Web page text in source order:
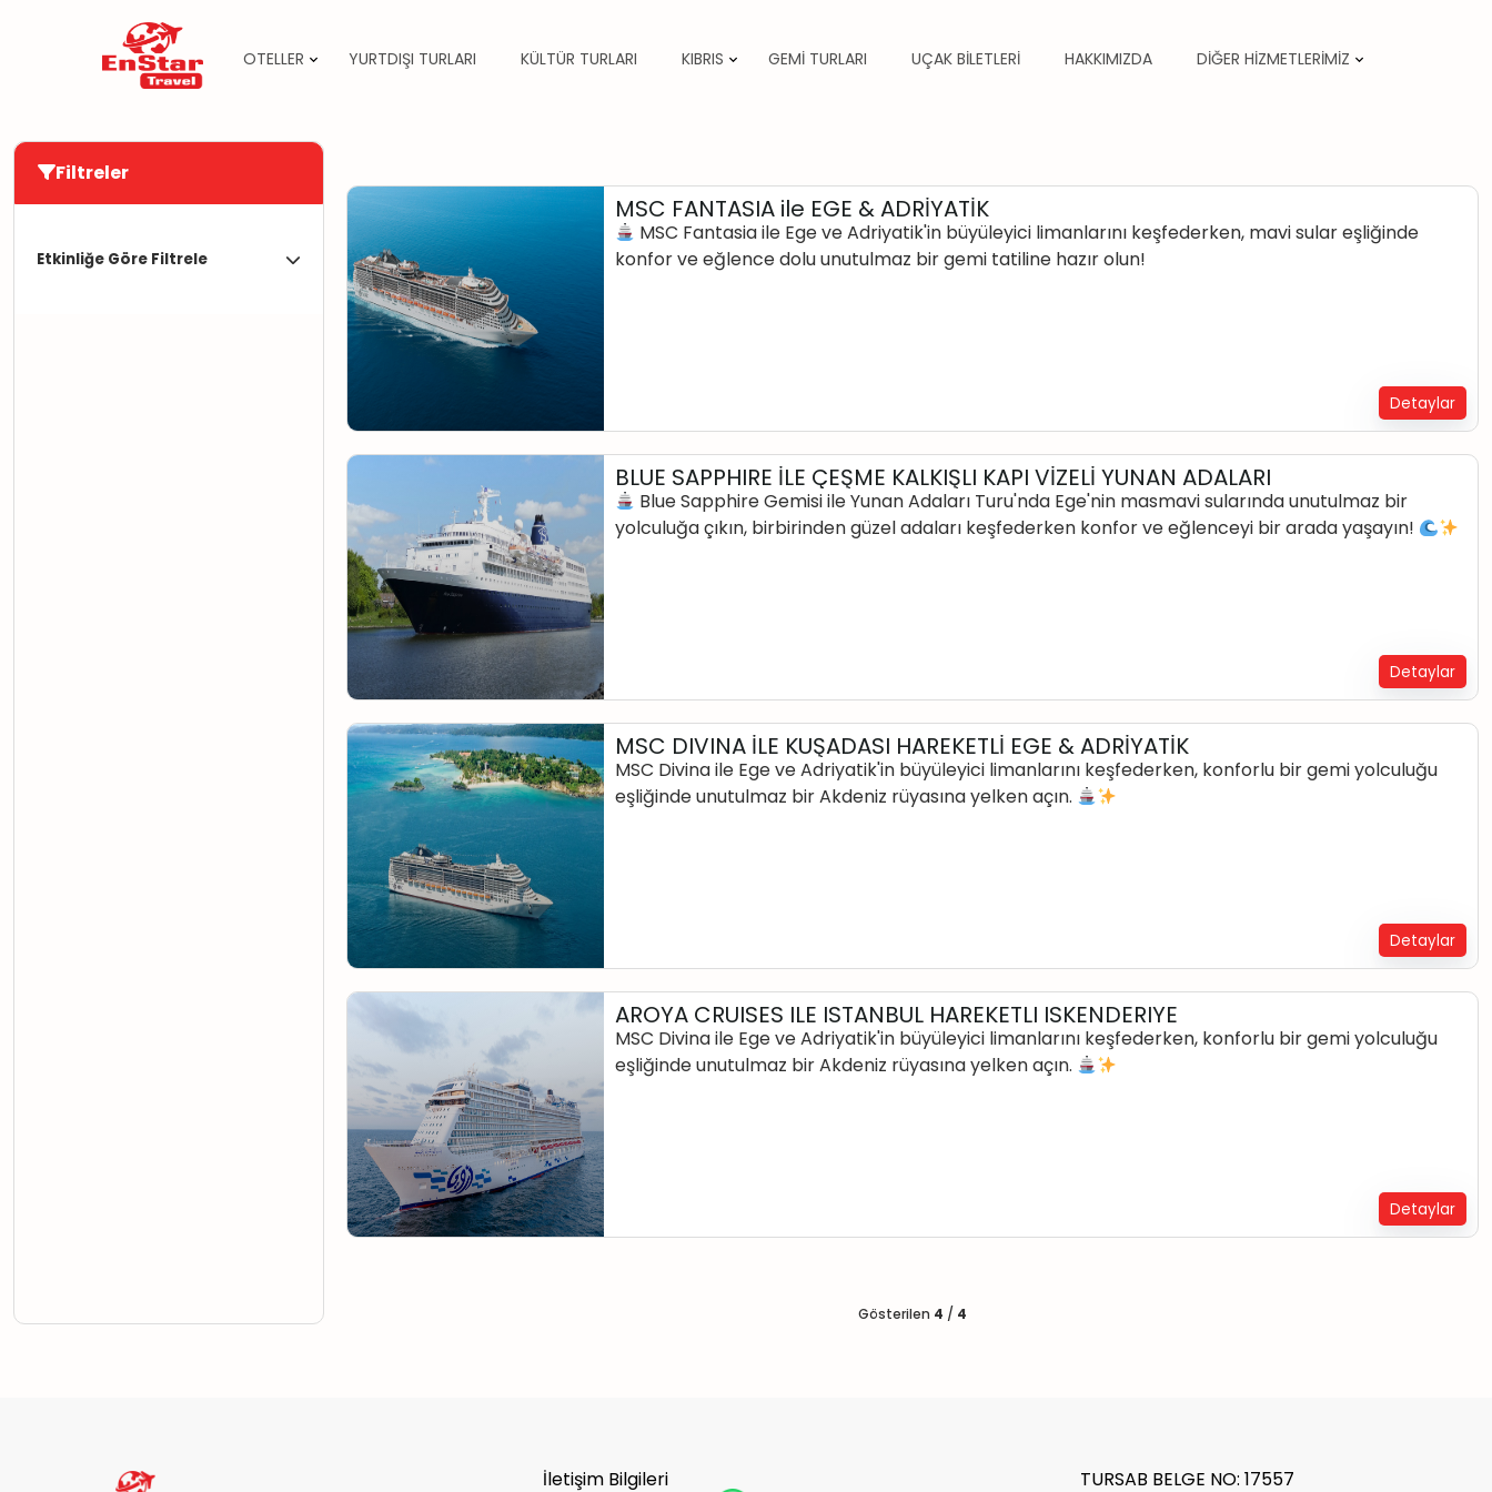
İçeriğe
OTELLER YURTDIŞI TURLARI KÜLTÜR TURLARI KIBRIS GEMİ TURLARI UÇAK BİLETLERİ HAKKIMIZDA DİĞER HİZMETLERİMİZ
Filtreler
Etkinliğe Göre Filtrele
MSC FANTASIA ile EGE & ADRİYATİK
MSC Fantasia ile Ege ve Adriyatik'in büyüleyici limanlarını keşfederken, mavi sular eşliğinde
konfor ve eğlence dolu unutulmaz bir gemi tatiline hazır olun!
Detaylar
Yerinizi Ayırtın !
BLUE SAPPHIRE İLE ÇEŞME KALKIŞLI KAPI VİZELİ YUNAN ADALARI
Blue Sapphire Gemisi ile Yunan Adaları Turu'nda Ege'nin masmavi sularında unutulmaz bir
yolculuğa çıkın, birbirinden güzel adaları keşfederken konfor ve eğlenceyi bir arada yaşayın!
Detaylar
Yerinizi Ayırtın !
MSC DIVINA İLE KUŞADASI HAREKETLİ EGE & ADRİYATİK
MSC Divina ile Ege ve Adriyatik'in büyüleyici limanlarını keşfederken, konforlu bir gemi yolculuğu
eşliğinde unutulmaz bir Akdeniz rüyasına yelken açın.
Detaylar
AROYA CRUISES ILE ISTANBUL HAREKETLI ISKENDERIYE
MSC Divina ile Ege ve Adriyatik'in büyüleyici limanlarını keşfederken, konforlu bir gemi yolculuğu
eşliğinde unutulmaz bir Akdeniz rüyasına yelken açın.
Detaylar
Gösterilen 4 / 4
İletişim Bilgileri TURSAB BELGE NO: 17557